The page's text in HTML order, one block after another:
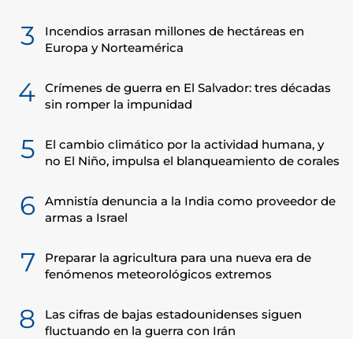
3
Incendios arrasan millones de hectáreas en
Europa y Norteamérica
4
Crímenes de guerra en El Salvador: tres décadas
sin romper la impunidad
5
El cambio climático por la actividad humana, y
no El Niño, impulsa el blanqueamiento de corales
6
Amnistía denuncia a la India como proveedor de
armas a Israel
7
Preparar la agricultura para una nueva era de
fenómenos meteorológicos extremos
8
Las cifras de bajas estadounidenses siguen
fluctuando en la guerra con Irán